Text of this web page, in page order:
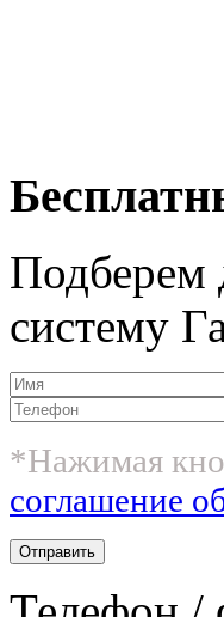
Подберем
систему
*Нажимая
соглашение